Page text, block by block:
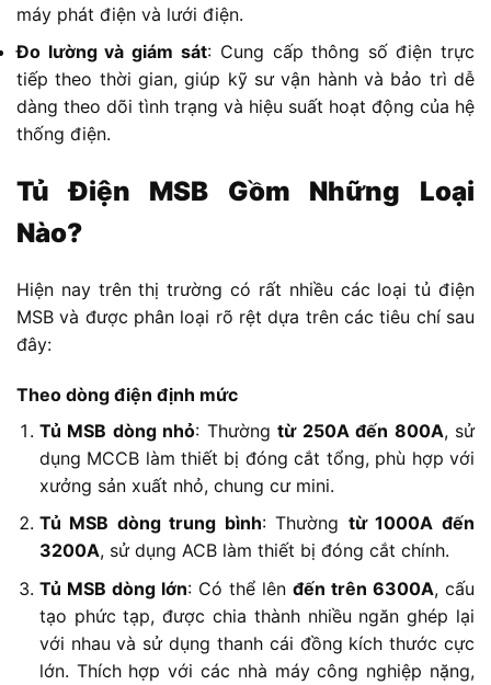
máy phát điện và lưới điện.
Đo lường và giám sát: Cung cấp thông số điện trực
tiếp theo thời gian, giúp kỹ sư vận hành và bảo trì dễ
dàng theo dõi tình trạng và hiệu suất hoạt động của hệ
thống điện.
Tủ Điện MSB Gồm Những Loại
Nào?
Hiện nay trên thị trường có rất nhiều các loại tủ điện
MSB và được phân loại rõ rệt dựa trên các tiêu chí sau
đây:
Theo dòng điện định mức
Tủ MSB dòng nhỏ: Thườngtừ 250A đến 800A, sử
dụng MCCB làm thiết bị đóng cắt tổng, phù hợp với
xưởng sản xuất nhỏ, chung cư mini.
Tủ MSB dòng trung bình: Thường từ 1000A đến
3200A, sử dụng ACB làm thiết bị đóng cắt chính.
Tủ MSB dòng lớn: Có thể lên đến trên 6300A, cấu
tạo phức tạp, được chia thành nhiều ngăn ghép lại
với nhau và sử dụng thanh cái đồng kích thước cực
lớn. Thích hợp với các nhà máy công nghiệp nặng,